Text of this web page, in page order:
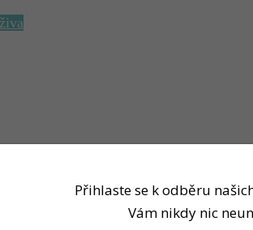
Přihlaste se k odběru
Vám nikdy nic